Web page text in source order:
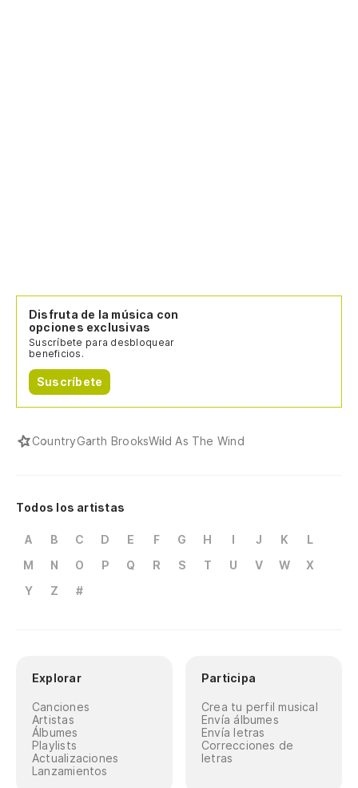
Disfruta de la música con
opciones exclusivas
Suscríbete para desbloquear
beneficios.
Suscríbete
CountryGarth BrooksWild As The Wind
Todos los artistas
A B C D E F G H I J K
L
M
N O P Q R S T U V W
X
Y
Z #
Explorar
Canciones
Artistas
Álbumes
Playlists
Actualizaciones
Lanzamientos
Participa
Crea tu perfil musical
Envía álbumes
Envía letras
Correcciones de
letras